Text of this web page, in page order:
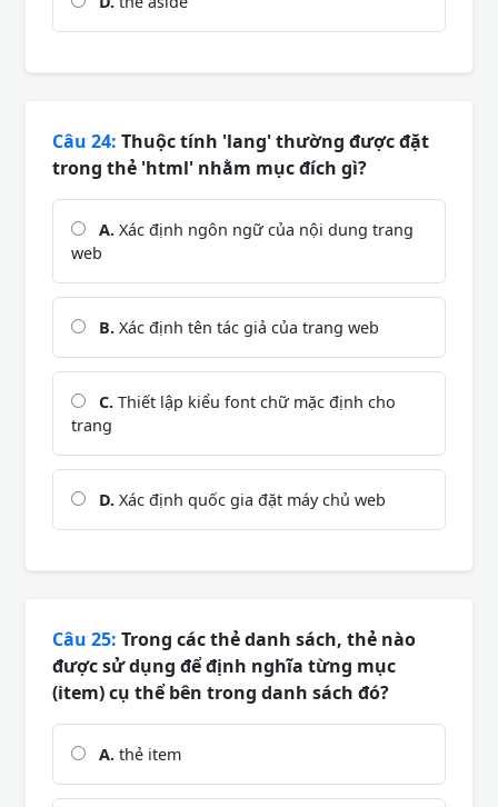
Câu 24: Thuộc tính 'lang' thường được đặt
trong thẻ 'html' nhằm mục đích gì?
A. Xác định ngôn ngữ của nội dung trang
web
B. Xác định tên tác giả của trang web
C. Thiết lập kiểu font chữ mặc định cho
trang
D. Xác định quốc gia đặt máy chủ web
Câu 25: Trong các thẻ danh sách, thẻ nào
được sử dụng để định nghĩa từng mục
(item) cụ thể bên trong danh sách đó?
A. thẻ item